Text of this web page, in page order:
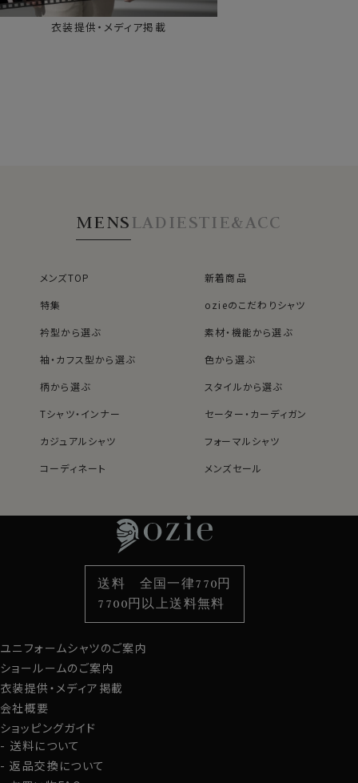
衣装提供・メディア掲載
MENSLADIESTIE&ACC
メンズTOP
新着商品
特集
ozieのこだわりシャツ
衿型から選ぶ
素材・機能から選ぶ
袖・カフス型から選ぶ
色から選ぶ
柄から選ぶ
スタイルから選ぶ
Tシャツ・インナー
セーター・カーディガン
カジュアルシャツ
フォーマルシャツ
コーディネート
メンズセール
袖・カフス型から選ぶ
色から選ぶ
柄から選ぶ
スタイルから選ぶ
カジュアルシャツ
定番シャツ
カフスボタン
サスペンダー
財布・名刺入れ
バッグ
ストール・マフラー
グローブ
ユニフォームシャツのご案内
ショールームのご案内
衣装提供・メディア掲載
会社概要
ショッピングガイド
送料について
返品交換について
送料 全国一律770円
7700円以上送料無料